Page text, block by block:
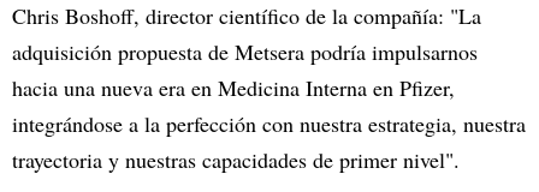
Chris Boshoff, director científico de la compañía: "La
adquisición propuesta de Metsera podría impulsarnos
hacia una nueva era en Medicina Interna en Pfizer,
integrándose a la perfección con nuestra estrategia, nuestra
trayectoria y nuestras capacidades de primer nivel".